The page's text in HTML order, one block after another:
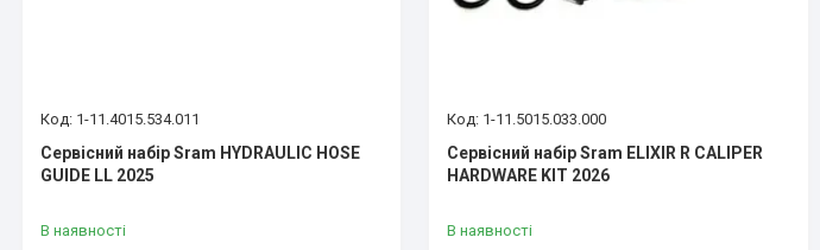
1-11.4015.534.011
Сервісний набір Sram HYDRAULIC HOSE
GUIDE LL 2025
В наявності
1-11.5015.033.000
Сервісний набір Sram ELIXIR R CALIPER
HARDWARE KIT 2026
В наявності